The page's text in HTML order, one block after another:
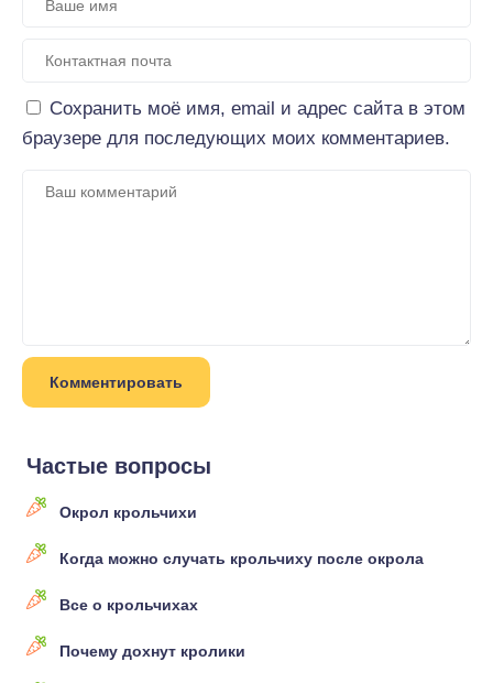
Сохранить моё имя, email и адрес сайта в этом
браузере для последующих моих комментариев.
Частые вопросы
Окрол крольчихи
Когда можно случать крольчиху после окрола
Все о крольчихах
Почему дохнут кролики